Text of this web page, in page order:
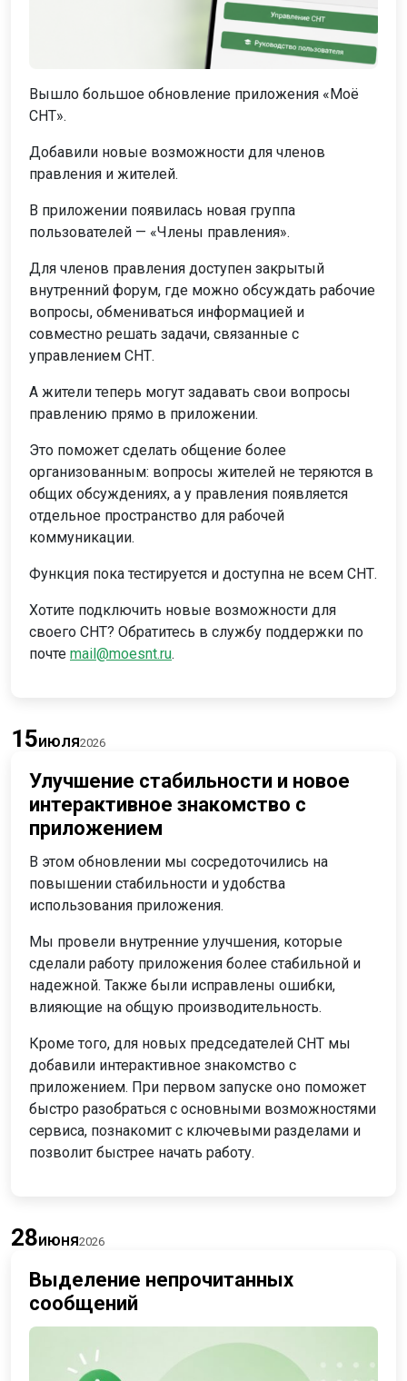
Вышло большое обновление приложения «Моё
СНТ».
Добавили новые возможности для членов
правления и жителей.
В приложении появилась новая группа
пользователей — «Члены правления».
Для членов правления доступен закрытый
внутренний форум, где можно обсуждать рабочие
вопросы, обмениваться информацией и
совместно решать задачи, связанные с
управлением СНТ.
А жители теперь могут задавать свои вопросы
правлению прямо в приложении.
Это поможет сделать общение более
организованным: вопросы жителей не теряются в
общих обсуждениях, а у правления появляется
отдельное пространство для рабочей
коммуникации.
Функция пока тестируется и доступна не всем СНТ.
Хотите подключить новые возможности для
своего СНТ? Обратитесь в службу поддержки по
почте mail@moesnt.ru.
15июля2026
Улучшение стабильности и новое
интерактивное знакомство с
приложением
В этом обновлении мы сосредоточились на
повышении стабильности и удобства
использования приложения.
Мы провели внутренние улучшения, которые
сделали работу приложения более стабильной и
надежной. Также были исправлены ошибки,
влияющие на общую производительность.
Кроме того, для новых председателей СНТ мы
добавили интерактивное знакомство с
приложением. При первом запуске оно поможет
быстро разобраться с основными возможностями
сервиса, познакомит с ключевыми разделами и
позволит быстрее начать работу.
28июня2026
Выделение непрочитанных
сообщений